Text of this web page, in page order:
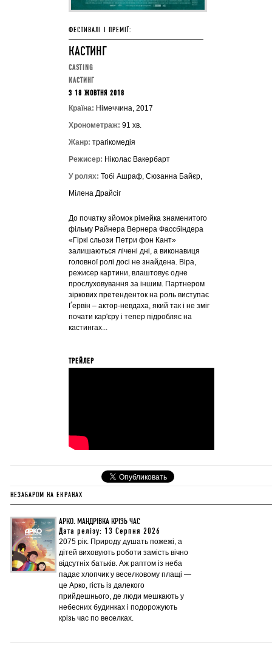
ФЕСТИВАЛІ І ПРЕМІЇ:
КАСТИНГ
CASTING
КАСТИНГ
З 18 ЖОВТНЯ 2018
Країна: Німеччина, 2017
Хронометраж: 91 хв.
Жанр: трагікомедія
Режисер: Ніколас Вакербарт
У ролях: Тобі Ашраф, Сюзанна Байєр,
Мілена Драйсіг
До початку зйомок рімейка знаменитого
фільму Райнера Вернера Фассбіндера
«Гіркі сльози Петри фон Кант»
залишаються лічені дні, а виконавиця
головної ролі досі не знайдена. Віра,
режисер картини, влаштовує одне
прослуховування за іншим. Партнером
зіркових претенденток на роль виступає
Ґервін – актор-невдаха, який так і не зміг
почати кар'єру і тепер підробляє на
кастингах...
ТРЕЙЛЕР
НЕЗАБАРОМ НА ЕКРАНАХ
АРКО. МАНДРІВКА КРІЗЬ ЧАС
Дата релізу: 13 Серпня 2026
2075 рік. Природу душать пожежі, а
дітей виховують роботи замість вічно
відсутніх батьків. Аж раптом із неба
падає хлопчик у веселковому плащі —
це Арко, гість із далекого
прийдешнього, де люди мешкають у
небесних будинках і подорожують
крізь час по веселках.